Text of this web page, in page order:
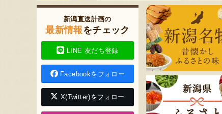
新潟直送計画の
最新情報をチェック
LINE 友だち登録
Facebookをフォロー
X(Twitter)をフォロー